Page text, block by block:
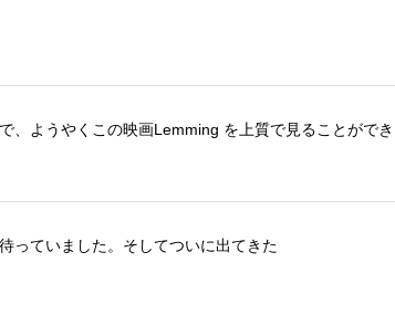
、ようやくこの映画Lemming を上質で見ることができ
っていました。 そしてついに出てきた